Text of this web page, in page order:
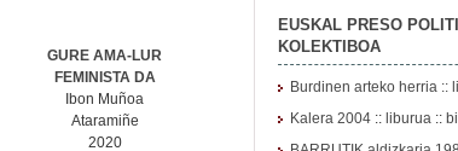
GURE AMA-LUR
FEMINISTA DA
Ibon Muñoa
Ataramiñe
2020
EUSKAL PRESO
KOLEKTIBOA
Burdinen arteko herria ::
Kalera 2004 :: liburua ::